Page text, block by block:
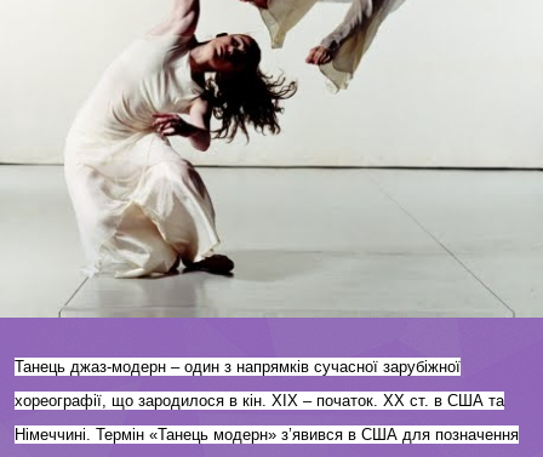
Танець джаз-модерн – один з напрямків сучасної зарубіжної
хореографії, що зародилося в кін. XIX – початок. XX ст. в США та
Німеччині. Термін «Танець модерн» з’явився в США для позначення